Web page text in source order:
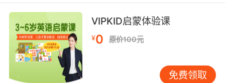
总结：8岁的孩子还处于学习的黄金期，家长不可
过早浇灭孩子对英语学习的热情和兴趣。英语作
为一门语言，最重要的是培养孩子能去应用的能
力。家长要帮助孩子树立学英语的自信心，为日
后的英语学习打下扎实的基本功。
VIPKID启蒙体验课
¥0 原价100元
免费领取